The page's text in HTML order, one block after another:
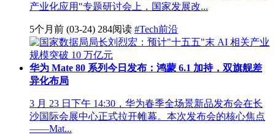
产业化应用"专题研讨会上，国家发展改...
5个月前 (03-24) 284阅读 #Tech前沿
华为 Mate 80 系列今日发布：鸿蒙 6.1 加持，双旗舰差
异化布局
3 月 23 日下午 14:30，华为春季全场景新品发布会在长
沙国际会展中心正式拉开帷幕。本次发布会的核心焦点
——Mat...